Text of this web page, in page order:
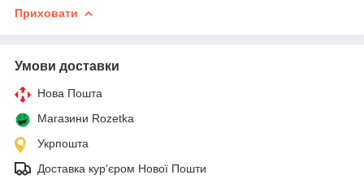
Приховати
Умови доставки
Нова Пошта
Магазини Rozetka
Укрпошта
Доставка кур'єром Нової Пошти